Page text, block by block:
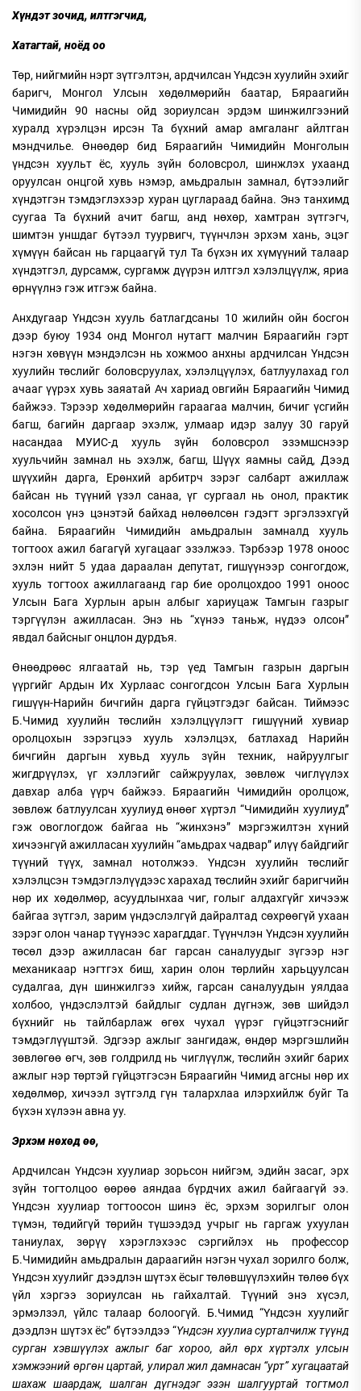
Хүндэт зочид, илтгэгчид,
Хатагтай, ноёд оо
Төр, нийгмийн нэрт зүтгэлтэн, ардчилсан Үндсэн хуулийн эхийг
баригч, Монгол Улсын хөдөлмөрийн баатар, Бяраагийн
Чимидийн 90 насны ойд зориулсан эрдэм шинжилгээний
хуралд хүрэлцэн ирсэн Та бүхний амар амгаланг айлтган
мэндчилье. Өнөөдөр бид Бяраагийн Чимидийн Монголын
үндсэн хуульт ёс, хууль зүйн боловсрол, шинжлэх ухаанд
оруулсан онцгой хувь нэмэр, амьдралын замнал, бүтээлийг
хүндэтгэн тэмдэглэхээр хуран цуглараад байна. Энэ танхимд
суугаа Та бүхний ачит багш, анд нөхөр, хамтран зүтгэгч,
шимтэн уншдаг бүтээл туурвигч, түүнчлэн эрхэм хань, эцэг
хүмүүн байсан нь гарцаагүй тул Та бүхэн их хүмүүний талаар
хүндэтгэл, дурсамж, сургамж дүүрэн илтгэл хэлэлцүүлж, яриа
өрнүүлнэ гэж итгэж байна.
Анхдугаар Үндсэн хууль батлагдсаны 10 жилийн ойн босгон
дээр буюу 1934 онд Монгол нутагт малчин Бяраагийн гэрт
нэгэн хөвүүн мэндэлсэн нь хожмоо анхны ардчилсан Үндсэн
хуулийн төслийг боловсруулах, хэлэлцүүлэх, батлуулахад гол
ачааг үүрэх хувь заяатай Ач хариад овгийн Бяраагийн Чимид
байжээ. Тэрээр хөдөлмөрийн гараагаа малчин, бичиг үсгийн
багш, багийн даргаар эхэлж, улмаар идэр залуу 30 гаруй
насандаа МУИС-д хууль зүйн боловсрол эзэмшснээр
хуульчийн замнал нь эхэлж, багш, Шүүх яамны сайд, Дээд
шүүхийн дарга, Ерөнхий арбитрч зэрэг салбарт ажиллаж
байсан нь түүний үзэл санаа, үг сургаал нь онол, практик
хосолсон үнэ цэнэтэй байхад нөлөөлсөн гэдэгт эргэлзэхгүй
байна. Бяраагийн Чимидийн амьдралын замналд хууль
тогтоох ажил багагүй хугацааг эзэлжээ. Тэрбээр 1978 оноос
эхлэн нийт 5 удаа дараалан депутат, гишүүнээр сонгогдож,
хууль тогтоох ажиллагаанд гар бие оролцохдоо 1991 оноос
Улсын Бага Хурлын арын албыг хариуцаж Тамгын газрыг
тэргүүлэн ажилласан. Энэ нь “хүнээ таньж, нүдээ олсон”
явдал байсныг онцлон дурдъя.
Өнөөдрөөс ялгаатай нь, тэр үед Тамгын газрын даргын
үүргийг Ардын Их Хурлаас сонгогдсон Улсын Бага Хурлын
гишүүн-Нарийн бичгийн дарга гүйцэтгэдэг байсан. Тиймээс
Б.Чимид хуулийн төслийн хэлэлцүүлэгт гишүүний хувиар
оролцохын зэрэгцээ хууль хэлэлцэх, батлахад Нарийн
бичгийн даргын хувьд хууль зүйн техник, найруулгыг
жигдрүүлэх, үг хэллэгийг сайжруулах, зөвлөж чиглүүлэх
давхар алба үүрч байжээ. Бяраагийн Чимидийн оролцож,
зөвлөж батлуулсан хуулиуд өнөөг хүртэл “Чимидийн хуулиуд”
гэж овоглогдож байгаа нь “жинхэнэ” мэргэжилтэн хүний
хичээнгүй ажилласан хуулийн “амьдрах чадвар” илүү байдгийг
түүний түүх, замнал нотолжээ. Үндсэн хуулийн төслийг
хэлэлцсэн тэмдэглэлүүдээс харахад төслийн эхийг баригчийн
нөр их хөдөлмөр, асуудлынхаа чиг, голыг алдахгүйг хичээж
байгаа зүтгэл, зарим үндэслэлгүй дайралтад сөхрөөгүй ухаан
зэрэг олон чанар түүнээс харагддаг. Түүнчлэн Үндсэн хуулийн
төсөл дээр ажилласан баг гарсан саналуудыг зүгээр нэг
механикаар нэгтгэх биш, харин олон төрлийн харьцуулсан
судалгаа, дүн шинжилгээ хийж, гарсан саналуудын уялдаа
холбоо, үндэслэлтэй байдлыг судлан дүгнэж, зөв шийдэл
бүхнийг нь тайлбарлаж өгөх чухал үүрэг гүйцэтгэснийг
тэмдэглүүштэй. Эдгээр ажлыг зангидаж, өндөр мэргэшлийн
зөвлөгөө өгч, зөв голдрилд нь чиглүүлж, төслийн эхийг барих
ажлыг нэр төртэй гүйцэтгэсэн Бяраагийн Чимид агсны нөр их
хөдөлмөр, хичээл зүтгэлд гүн талархлаа илэрхийлж буйг Та
бүхэн хүлээн авна уу.
Эрхэм нөхөд өө,
Ардчилсан Үндсэн хуулиар зорьсон нийгэм, эдийн засаг, эрх
зүйн тогтолцоо өөрөө аяндаа бүрдчих ажил байгаагүй ээ.
Үндсэн хуулиар тогтоосон шинэ ёс, эрхэм зорилгыг олон
түмэн, төдийгүй төрийн түшээдэд учрыг нь гаргаж ухуулан
таниулах, зөрүү хэрэглэхээс сэргийлэх нь профессор
Б.Чимидийн амьдралын дараагийн нэгэн чухал зорилго болж,
Үндсэн хуулийг дээдлэн шүтэх ёсыг төлөвшүүлэхийн төлөө бүх
үйл хэргээ зориулсан нь гайхалтай. Түүний энэ хүсэл,
эрмэлзэл, үйлс талаар болоогүй. Б.Чимид “Үндсэн хуулийг
дээдлэн шүтэх ёс” бүтээлдээ “Үндсэн хуулиа сурталчилж түүнд
сурган хэвшүүлэх ажлыг баг хороо, айл өрх хүртэлх улсын
хэмжээний өргөн цартай, улирал жил дамнасан “урт” хугацаатай
шахаж шаардаж, шалган дүгнэдэг эзэн шалгууртай тогтмол